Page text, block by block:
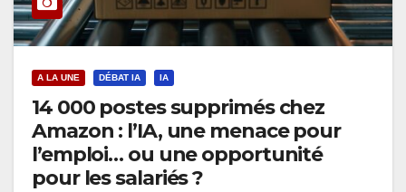
A LA UNE DÉBAT IA IA
14 000 postes supprimés chez
Amazon : l’IA, une menace pour
l’emploi… ou une opportunité
pour les salariés ?